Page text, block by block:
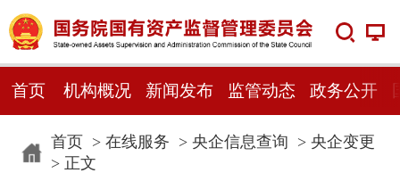
首页 机构概况 新闻发布 监管动态 政务公开
首页> 在线服务 > 央企信息查询 > 央企变更
> 正文